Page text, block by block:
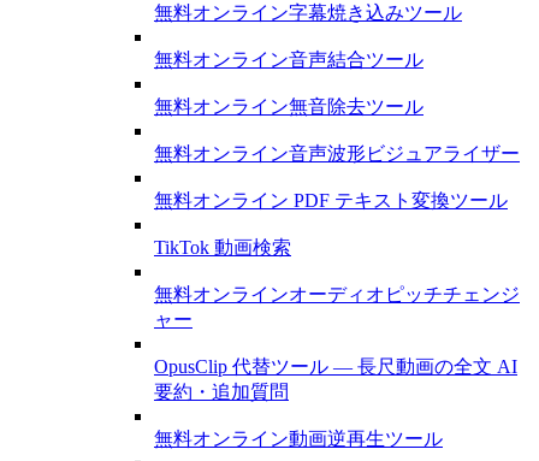
無料オンライン字幕焼き込みツール
無料オンライン音声結合ツール
無料オンライン無音除去ツール
無料オンライン音声波形ビジュアライザー
無料オンライン PDF テキスト変換ツール
TikTok 動画検索
無料オンラインオーディオピッチチェンジ
ャー
OpusClip 代替ツール — 長尺動画の全文 AI
要約・追加質問
無料オンライン動画逆再生ツール